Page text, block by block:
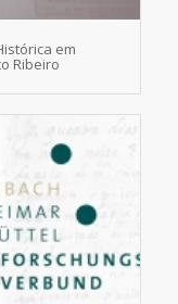
em
Ribeiro